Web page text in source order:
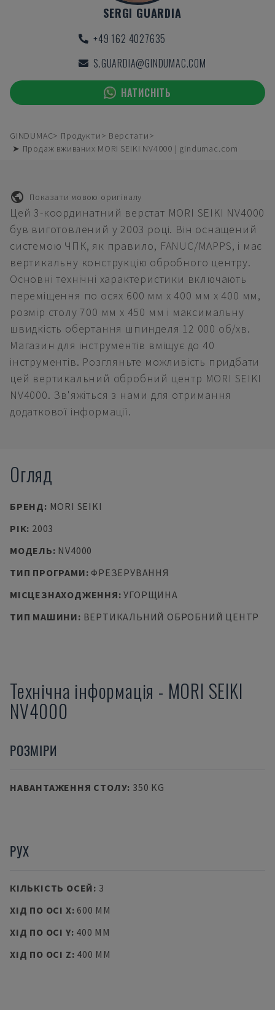
SERGI GUARDIA
+49 162 4027635
S.GUARDIA@GINDUMAC.COM
НАТИСНІТЬ
GINDUMAC Продукти
Верстати
➤ Продаж вживаних MORI SEIKI NV4000 | gindumac.com
Показати мовою оригіналу
Цей 3-координатний верстат MORI SEIKI NV4000
був виготовлений у 2003 році. Він оснащений
системою ЧПК, як правило, FANUC/MAPPS, і має
вертикальну конструкцію обробного центру.
Основні технічні характеристики включають
переміщення по осях 600 мм x 400 мм x 400 мм,
розмір столу 700 мм x 450 мм і максимальну
швидкість обертання шпинделя 12 000 об/хв.
Магазин для інструментів вміщує до 40
інструментів. Розгляньте можливість придбати
цей вертикальний обробний центр MORI SEIKI
NV4000. Зв'яжіться з нами для отримання
додаткової інформації.
Огляд
БРЕНД: MORI SEIKI
РІК: 2003
МОДЕЛЬ: NV4000
ТИП ПРОГРАМИ: ФРЕЗЕРУВАННЯ
МІСЦЕЗНАХОДЖЕННЯ:УГОРЩИНА
ТИП МАШИНИ: ВЕРТИКАЛЬНИЙ ОБРОБНИЙ ЦЕНТР
Технічна інформація - MORI SEIKI
NV4000
РОЗМІРИ
НАВАНТАЖЕННЯ СТОЛУ: 350 KG
РУХ
КІЛЬКІСТЬ ОСЕЙ: 3
ХІД ПО ОСІ X: 600 MM
ХІД ПО ОСІ Y: 400 MM
ХІД ПО ОСІ Z: 400 MM